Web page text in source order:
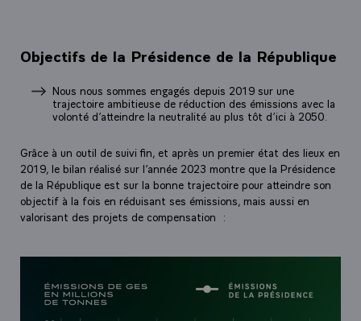
Objectifs de la Présidence de la République
Nous nous sommes engagés depuis 2019 sur une
trajectoire ambitieuse de réduction des émissions avec la
volonté d’atteindre la neutralité au plus tôt d’ici à 2050.
Grâce à un outil de suivi fin, et après un premier état des lieux en
2019, le bilan réalisé sur l’année 2023 montre que la Présidence
de la République est sur la bonne trajectoire pour atteindre son
objectif à la fois en réduisant ses émissions, mais aussi en
valorisant des projets de compensation :